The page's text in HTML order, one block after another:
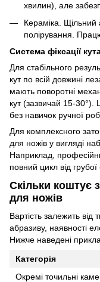
хвилин), але
Кераміка. Щільний
полірування.
Система фіксації
Для стабільного
кут по всій довжині
мають поворотні
кут (зазвичай 15-30°).
без навичок ручної
Для комплексного
для ножів у вигляді
Наприклад,
повний цикл від
Скільки коштує
для ножів
Вартість залежить від
абразиву, наявності
Нижче наведені
Категорія
Окремі точильні